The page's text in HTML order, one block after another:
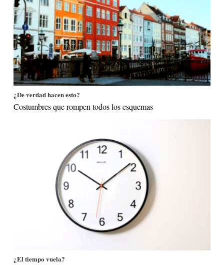
¿De verdad hacen esto?
Costumbres que rompen todos los esquemas
¿El tiempo vuela?